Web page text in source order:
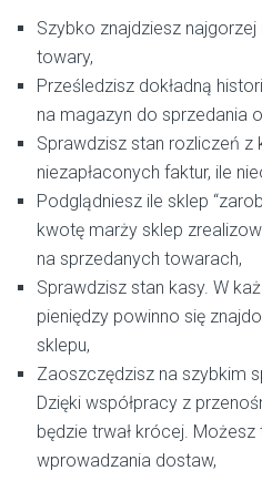
Szybko znajdziesz
towary,
Prześledzisz dokładną
na magazyn do sprzedania
Sprawdzisz stan rozliczeń z
niezapłaconych faktur, ile
Podglądniesz ile sklep
kwotę marży sklep
na sprzedanych towarach,
Sprawdzisz stan kasy. W
pieniędzy powinno się
sklepu,
Zaoszczędzisz na szybkim
Dzięki współpracy z
będzie trwał krócej.
wprowadzania dostaw,